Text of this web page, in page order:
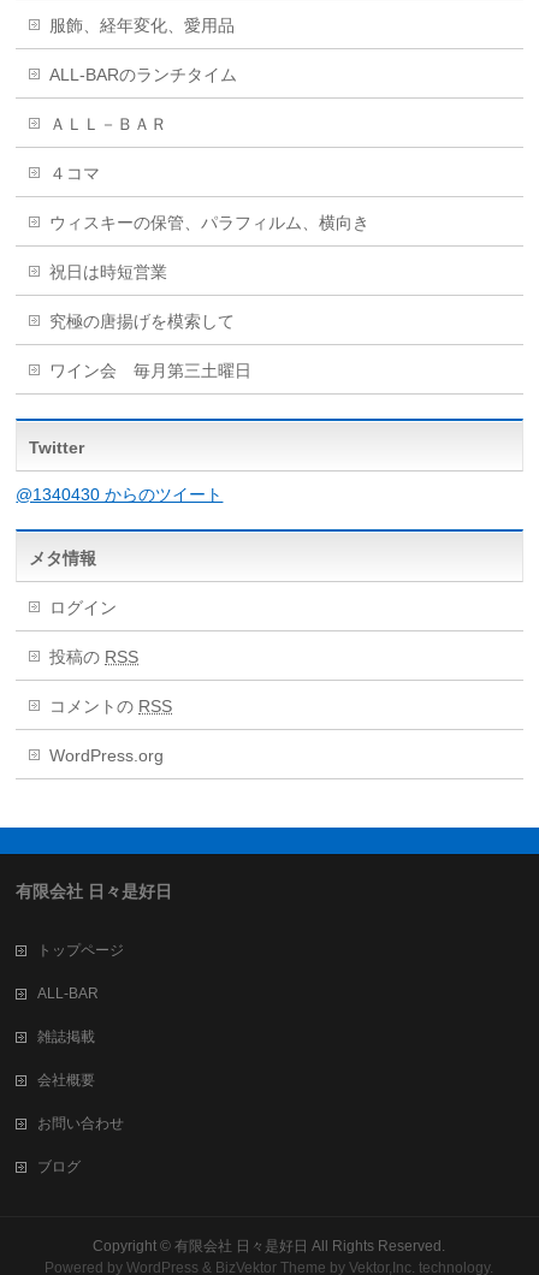
服飾、経年変化、愛用品
ALL-BARのランチタイム
ＡＬＬ－ＢＡＲ
４コマ
ウィスキーの保管、パラフィルム、横向き
祝日は時短営業
究極の唐揚げを模索して
ワイン会 毎月第三土曜日
Twitter
@1340430 からのツイート
メタ情報
ログイン
投稿の RSS
コメントの RSS
WordPress.org
有限会社 日々是好日
トップページ
ALL-BAR
雑誌掲載
会社概要
お問い合わせ
ブログ
Copyright ©有限会社 日々是好日 All Rights Reserved.
Powered byWordPress & BizVektor Theme byVektor,Inc. technology.